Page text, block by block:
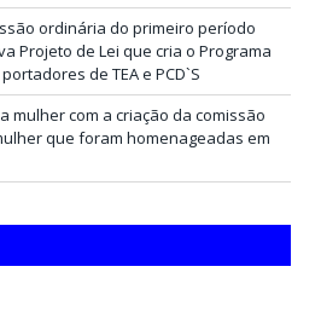
ordinária do primeiro período
Projeto de Lei que cria o Programa
de TEA e PCD`S
mulher com a criação da comissão
que foram homenageadas em